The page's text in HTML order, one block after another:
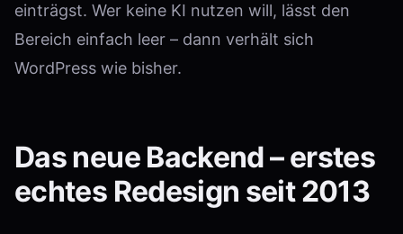
einträgst. Wer keine KI nutzen will, lässt den
Bereich einfach leer – dann verhält sich
WordPress wie bisher.
Das neue Backend – erstes
echtes Redesign seit 2013